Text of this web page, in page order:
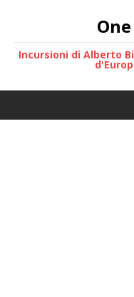
Incursioni di Alberto